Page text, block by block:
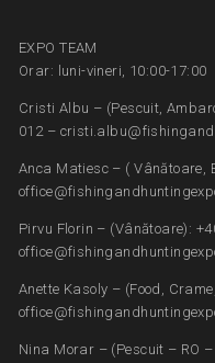
EXPO TEAM
Orar: luni-vineri, 10:00-17:00
Cristi Albu – (Pescuit,
012 –
Anca Matiesc – ( Vânătoare,
Pirvu Florin – (Vânătoare):
Anette Kasoly – (Food,
Nina Morar – (Pescuit – RO